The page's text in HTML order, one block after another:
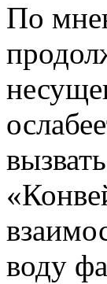
По
воду